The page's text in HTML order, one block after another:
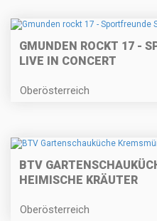
GMUNDEN ROCKT 17 -
LIVE IN CONCERT
Oberösterreich
BTV
HEIMISCHE KRÄUTER
Oberösterreich